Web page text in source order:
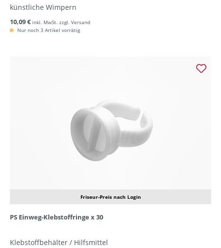
künstliche Wimpern
10,09 € inkl. MwSt. zzgl. Versand
Nur noch 3 Artikel vorrätig
Friseur-Preis nach Login
PS Einweg-Klebstoffringe x 30
Klebstoffbehälter / Hilfsmittel